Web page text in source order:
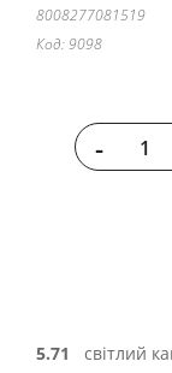
8008277081519
Код: 9098
-
5.71 світлий